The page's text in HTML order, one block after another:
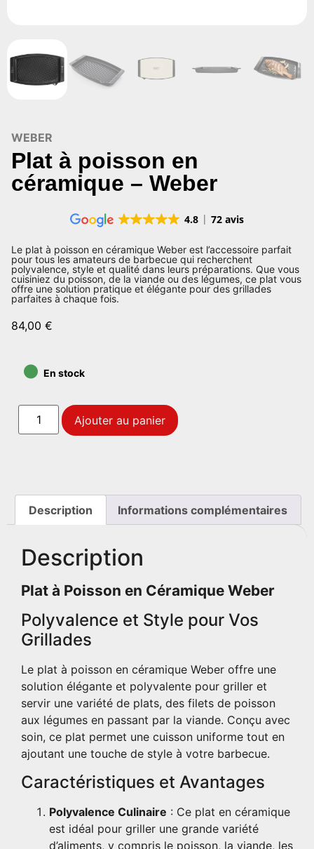
WEBER
Plat à poisson en
céramique – Weber
4.8 72 avis
Le plat à poisson en céramique Weber est l’accessoire parfait
pour tous les amateurs de barbecue qui recherchent
polyvalence, style et qualité dans leurs préparations. Que vous
cuisiniez du poisson, de la viande ou des légumes, ce plat vous
offre une solution pratique et élégante pour des grillades
parfaites à chaque fois.
84,00 €
• En stock
Ajouter au panier
Description Informations complémentaires
Description
Plat à Poisson en Céramique Weber
Polyvalence et Style pour Vos
Grillades
Le plat à poisson en céramique Weber offre une
solution élégante et polyvalente pour griller et
servir une variété de plats, des filets de poisson
aux légumes en passant par la viande. Conçu avec
soin, ce plat permet une cuisson uniforme tout en
ajoutant une touche de style à votre barbecue.
Caractéristiques et Avantages
Polyvalence Culinaire : Ce plat en céramique
est idéal pour griller une grande variété
d’aliments, y compris le poisson, la viande, les